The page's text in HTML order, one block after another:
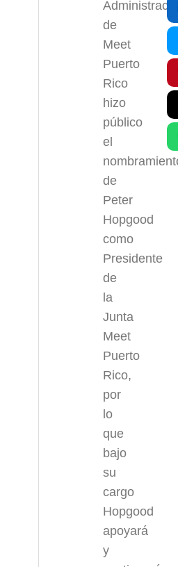
de
Meet
Puerto
Rico
hizo
público
el
de
Peter
Hopgood
como
Presidente
de
la
Junta
Meet
Puerto
Rico,
por
lo
que
bajo
su
cargo
Hopgood
apoyará
y